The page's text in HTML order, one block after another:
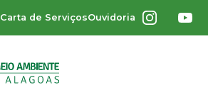
Carta de ServiçosOuvidoria